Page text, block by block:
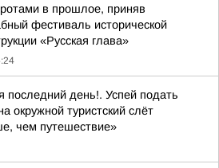
в прошлое, приняв
фестиваль исторической
«Русская глава»
последний день!. Успей подать
окружной туристский слёт
чем путешествие»